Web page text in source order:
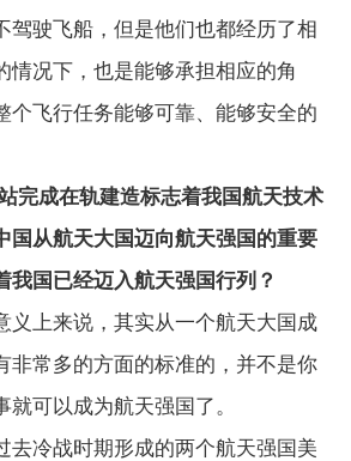
驾驶飞船，但是他们也都经历了相
情况下，也是能够承担相应的角
个飞行任务能够可靠、能够安全的
完成在轨建造标志着我国航天技术
国从航天大国迈向航天强国的重要
我国已经迈入航天强国行列？
义上来说，其实从一个航天大国成
非常多的方面的标准的，并不是你
可以成为航天强国了。
去冷战时期形成的两个航天强国美